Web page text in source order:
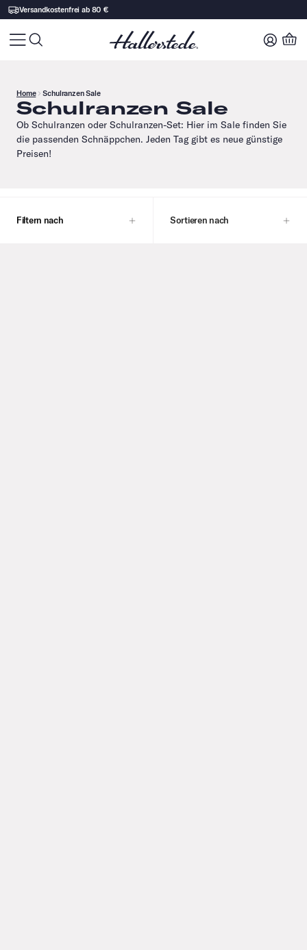
Versandkostenfrei ab 80 €
Home Schulranzen Sale
Schulranzen Sale
Ob Schulranzen oder Schulranzen-Set: Hier im Sale finden Sie
die passenden Schnäppchen. Jeden Tag gibt es neue günstige
Preisen!
Filtern nach Sortieren nach